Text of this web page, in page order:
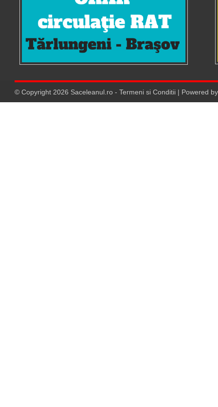
© Copyright 2026 Saceleanul.ro - Termeni si Conditii | Powered